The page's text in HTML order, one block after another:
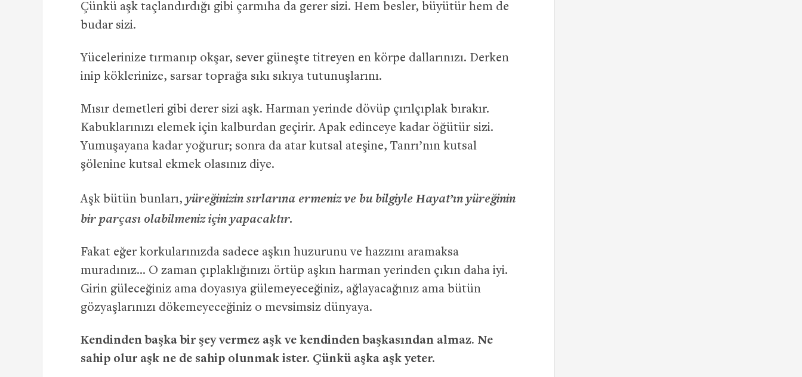
Çünkü aşk taçlandırdığı gibi çarmıha da gerer sizi. Hem besler, büyütür hem de
budar sizi.
Yücelerinize tırmanıp okşar, sever güneşte titreyen en körpe dallarınızı. Derken
inip köklerinize, sarsar toprağa sıkı sıkıya tutunuşlarını.
Mısır demetleri gibi derer sizi aşk. Harman yerinde dövüp çırılçıplak bırakır.
Kabuklarınızı elemek için kalburdan geçirir. Apak edinceye kadar öğütür sizi.
Yumuşayana kadar yoğurur; sonra da atar kutsal ateşine, Tanrı’nın kutsal
şölenine kutsal ekmek olasınız diye.
Aşk bütün bunları,yüreğinizin sırlarına ermeniz ve bu bilgiyle Hayat’ın yüreğinin
bir parçası olabilmeniz için yapacaktır.
Fakat eğer korkularınızda sadece aşkın huzurunu ve hazzını aramaksa
muradınız… O zaman çıplaklığınızı örtüp aşkın harman yerinden çıkın daha iyi.
Girin güleceğiniz ama doyasıya gülemeyeceğiniz, ağlayacağınız ama bütün
gözyaşlarınızı dökemeyeceğiniz o mevsimsiz dünyaya.
Kendinden başka bir şey vermez aşk ve kendinden başkasından almaz. Ne
sahip olur aşk ne de sahip olunmak ister. Çünkü aşka aşk yeter.